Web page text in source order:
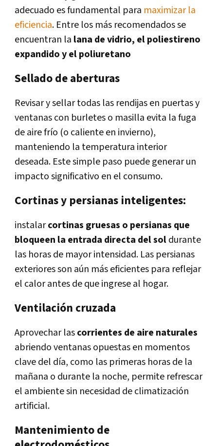
adecuado es fundamental para maximizar la
eficiencia. Entre los más recomendados se
encuentran la lana de vidrio, el poliestireno
expandido y el poliuretano
Sellado de aberturas
Revisar y sellar todas las rendijas en puertas y
ventanas con burletes o masilla evita la fuga
de aire frío (o caliente en invierno),
manteniendo la temperatura interior
deseada. Este simple paso puede generar un
impacto significativo en el consumo.
Cortinas y persianas inteligentes:
instalarcortinas gruesas o persianas que
bloqueen la entrada directa del soldurante
las horas de mayor intensidad. Las persianas
exteriores son aún más eficientes para reflejar
el calor antes de que ingrese al hogar.
Ventilación cruzada
Aprovechar lascorrientes de aire naturales
abriendo ventanas opuestas en momentos
clave del día, como las primeras horas de la
mañana o durante la noche, permite refrescar
el ambiente sin necesidad de climatización
artificial.
Mantenimiento de